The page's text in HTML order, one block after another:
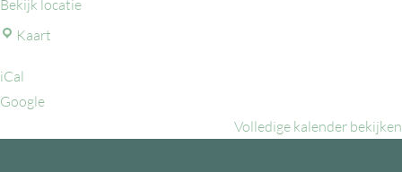
Bekijk locatie
Kaart
iCal
Google
Volledige kalender bekijken